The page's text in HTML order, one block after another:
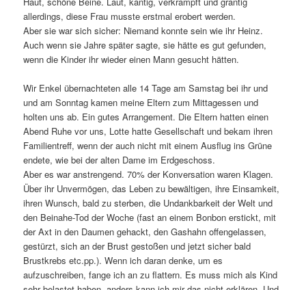
allerdings, diese Frau musste erstmal erobert werden.
Aber sie war sich sicher: Niemand konnte sein wie ihr Heinz.
Auch wenn sie Jahre später sagte, sie hätte es gut gefunden,
wenn die Kinder ihr wieder einen Mann gesucht hätten.
Wir Enkel übernachteten alle 14 Tage am Samstag bei ihr und
und am Sonntag kamen meine Eltern zum Mittagessen und
holten uns ab. Ein gutes Arrangement. Die Eltern hatten einen
Abend Ruhe vor uns, Lotte hatte Gesellschaft und bekam ihren
Familientreff, wenn der auch nicht mit einem Ausflug ins Grüne
endete, wie bei der alten Dame im Erdgeschoss.
Aber es war anstrengend. 70% der Konversation waren Klagen.
Über ihr Unvermögen, das Leben zu bewältigen, ihre Einsamkeit,
ihren Wunsch, bald zu sterben, die Undankbarkeit der Welt und
den Beinahe-Tod der Woche (fast an einem Bonbon erstickt, mit
der Axt in den Daumen gehackt, den Gashahn offengelassen,
gestürzt, sich an der Brust gestoßen und jetzt sicher bald
Brustkrebs etc.pp.). Wenn ich daran denke, um es
aufzuschreiben, fange ich an zu flattern. Es muss mich als Kind